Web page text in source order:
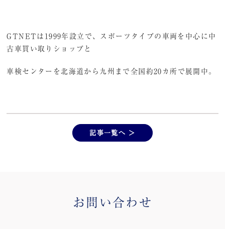
GTNETは1999年設立で、スポーツタイプの車両を中心に中
古車買い取りショップと
車検センターを北海道から九州まで全国約20カ所で展開中。
記事一覧へ ＞
お問い合わせ